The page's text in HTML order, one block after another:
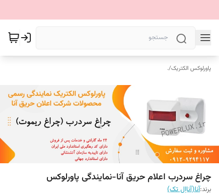
پاورلوکس الکتریک/
.
چراغ سردرب اعلام حریق آنا-نمایندگی پاورلوکس
برند:آنا(آنااِل تک)